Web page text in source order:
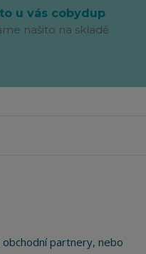
u vás cobydup
našito na skladě
partnery, nebo